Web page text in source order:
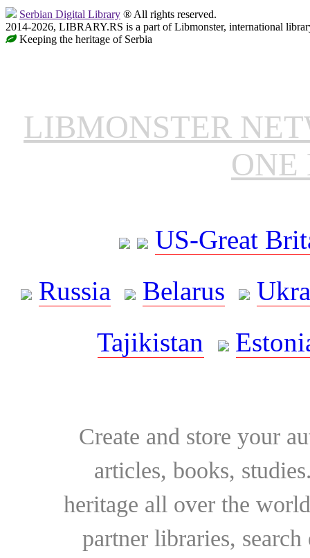
Serbian Digital Library ® All rights reserved.
2014-2026, LIBRARY.RS is a part of Libmonster, international
Keeping the heritage of Serbia
LIBMONSTER
ONE
US-Great
Russia
Belarus
Tajikistan
Create and store your
articles, books,
heritage all over the
partner libraries,